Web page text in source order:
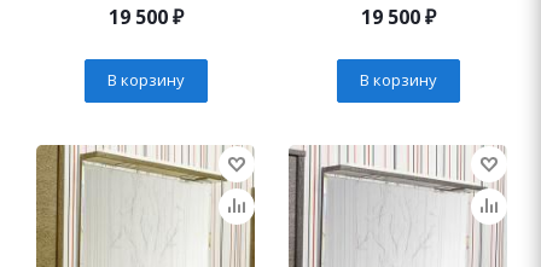
19 500₽
В корзину
19 500₽
В корзину